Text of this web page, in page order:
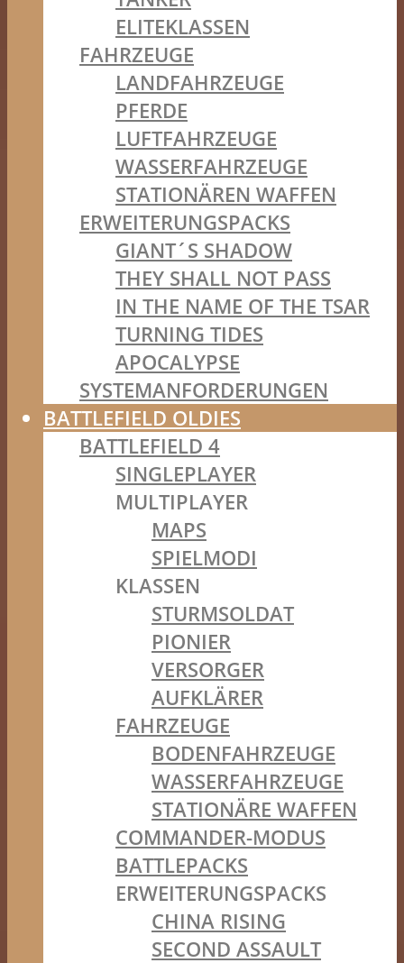
ELITEKLASSEN
FAHRZEUGE
LANDFAHRZEUGE
PFERDE
LUFTFAHRZEUGE
WASSERFAHRZEUGE
STATIONÄREN WAFFEN
ERWEITERUNGSPACKS
GIANT´S SHADOW
THEY SHALL NOT PASS
IN THE NAME OF THE TSAR
TURNING TIDES
APOCALYPSE
SYSTEMANFORDERUNGEN
BATTLEFIELD OLDIES
BATTLEFIELD 4
SINGLEPLAYER
MULTIPLAYER
MAPS
SPIELMODI
KLASSEN
STURMSOLDAT
PIONIER
VERSORGER
AUFKLÄRER
FAHRZEUGE
BODENFAHRZEUGE
WASSERFAHRZEUGE
STATIONÄRE WAFFEN
COMMANDER-MODUS
BATTLEPACKS
ERWEITERUNGSPACKS
CHINA RISING
SECOND ASSAULT